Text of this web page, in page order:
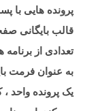
قالب بایگانی
تعدادی از
به عنوان فرمت